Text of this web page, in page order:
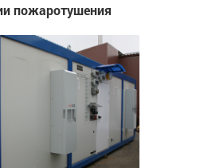
пожаротушения